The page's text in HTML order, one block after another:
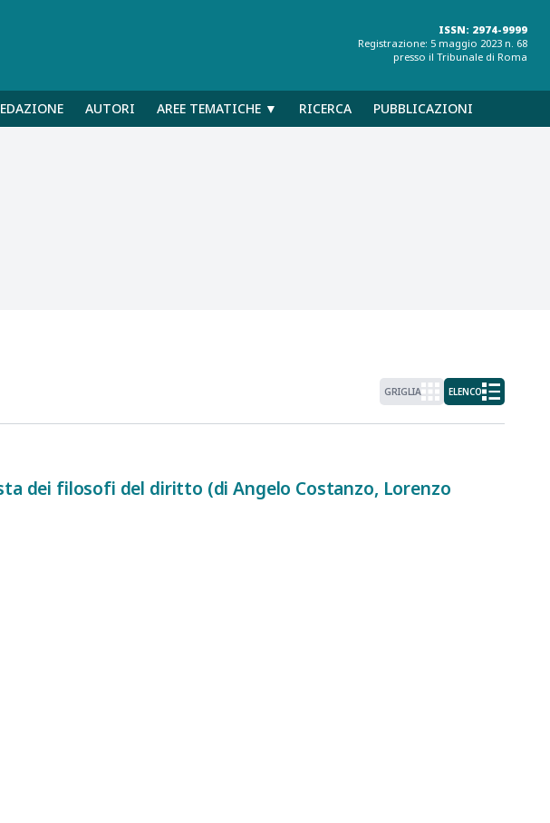
ISSN: 2974-9999
Registrazione: 5 maggio 2023 n. 68
presso il Tribunale di Roma
AUTORI AREE TEMATICHE ▼ RICERCA PUBBLICAZIONI
GRIGLIA ELENCO
dei filosofi del diritto (di Angelo Costanzo, Lorenzo